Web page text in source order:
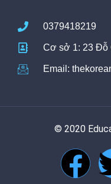
0379418219
Cơ sở 1: 23 Đỗ
Email:
© 2020